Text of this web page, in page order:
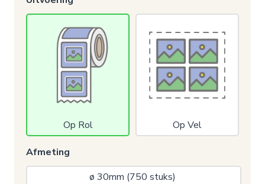
Op Rol Op Vel
Afmeting
ø 30mm (750 stuks)